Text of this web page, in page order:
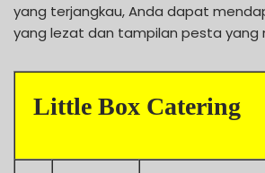
yang terjangkau, Anda dapat
yang lezat dan tampilan pesta yang
Little Box Catering